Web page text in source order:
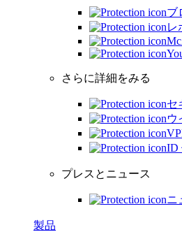
ブ
レ
さらに詳細をみる
セ
ウ
ID
プレスとニュース
ニ
製品